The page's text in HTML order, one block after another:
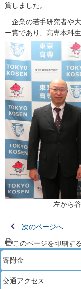
賞しました。
企業の若手研究者や
ー賞であり、高専本科
左から谷合校長
次のページへ
このページを印刷する
寄附金
交通アクセス